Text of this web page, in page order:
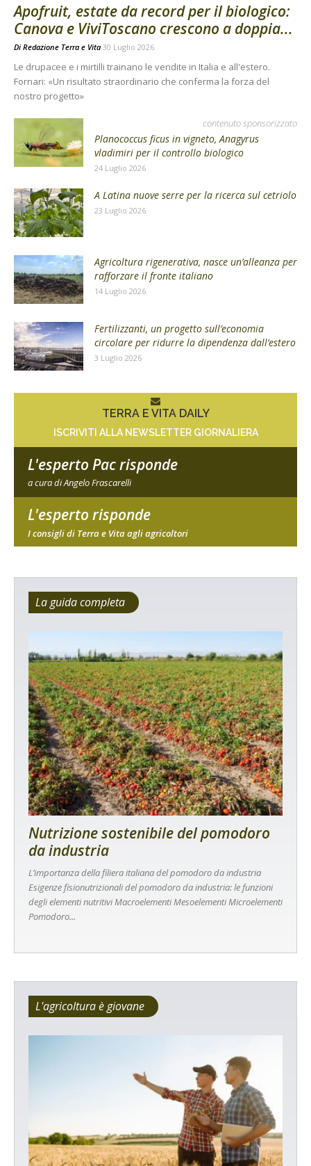
Apofruit, estate da record per il biologico:
Canova e ViviToscano crescono a doppia...
Di Redazione Terra e Vita 30 Luglio 2026
Le drupacee e i mirtilli trainano le vendite in Italia e all'estero.
Fornari: «Un risultato straordinario che conferma la forza del
nostro progetto»
contenuto sponsorizzato
Planococcus ficus in vigneto, Anagyrus
vladimiri per il controllo biologico
24 Luglio 2026
A Latina nuove serre per la ricerca sul cetriolo
23 Luglio 2026
Agricoltura rigenerativa, nasce un’alleanza per
rafforzare il fronte italiano
14 Luglio 2026
Fertilizzanti, un progetto sull’economia
circolare per ridurre la dipendenza dall’estero
3 Luglio 2026
TERRA E VITA DAILY
ISCRIVITI ALLA NEWSLETTER GIORNALIERA
L'esperto Pac risponde
a cura di Angelo Frascarelli
L'esperto risponde
I consigli di Terra e Vita agli agricoltori
La guida completa
Nutrizione sostenibile del pomodoro
da industria
L’importanza della filiera italiana del pomodoro da industria
Esigenze fisionutrizionali del pomodoro da industria: le funzioni
degli elementi nutritivi Macroelementi Mesoelementi Microelementi
Pomodoro...
L'agricoltura è giovane